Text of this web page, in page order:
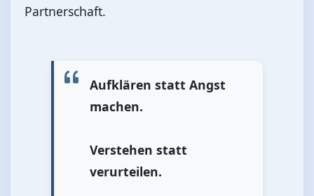
Partnerschaft.
Aufklären statt Angst
machen.
Verstehen statt
verurteilen.